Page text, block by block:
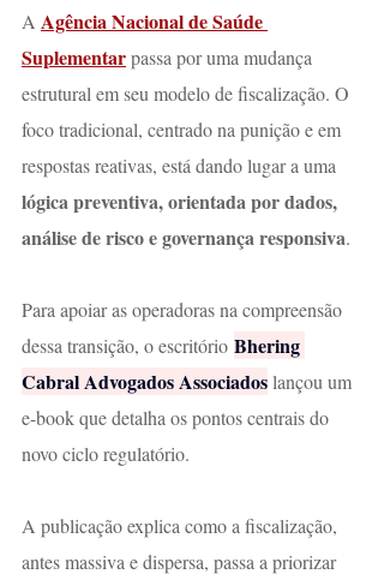
A Agência Nacional de Saúde
Suplementar passa por uma mudança
estrutural em seu modelo de fiscalização. O
foco tradicional, centrado na punição e em
respostas reativas, está dando lugar a uma
lógica preventiva, orientada por dados,
análise de risco e governança responsiva.
Para apoiar as operadoras na compreensão
dessa transição, o escritório Bhering
Cabral Advogados Associados lançou um
e-book que detalha os pontos centrais do
novo ciclo regulatório.
A publicação explica como a fiscalização,
antes massiva e dispersa, passa a priorizar